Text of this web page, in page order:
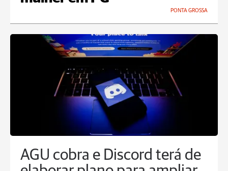
PONTA GROSSA
AGU cobra e Discord terá de